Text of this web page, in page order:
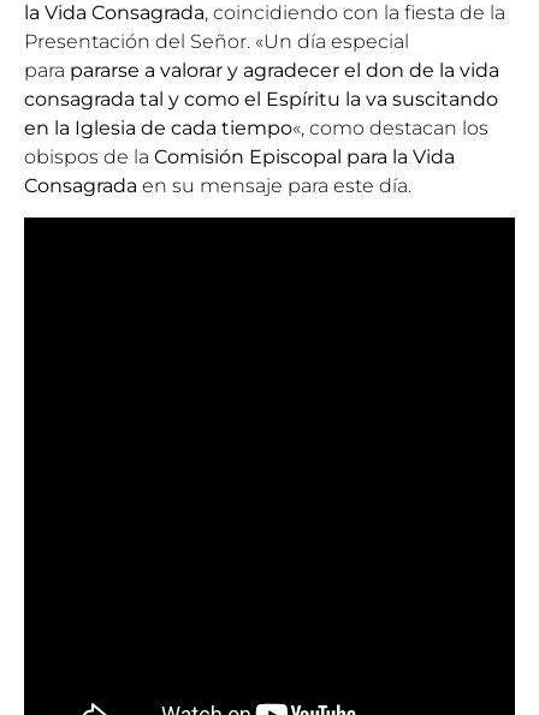
la Vida Consagrada, coincidiendo con la fiesta de la
Presentación del Señor. «Un día especial
para pararse a valorar y agradecer el don de la vida
consagrada tal y como el Espíritu la va suscitando
en la Iglesia de cada tiempo«, como destacan los
obispos de la Comisión Episcopal para la Vida
Consagrada en su mensaje para este día.